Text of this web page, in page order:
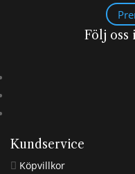
Följ oss
Kundservice
 Köpvillkor